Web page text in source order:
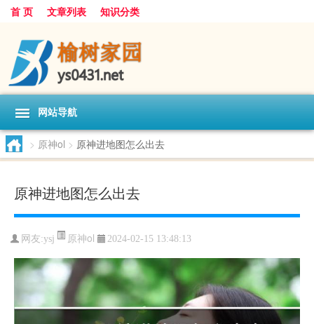
首 页 文章列表 知识分类
网站导航
> 原神ol > 原神进地图怎么出去
原神进地图怎么出去
网友:ysj 原神ol 2024-02-15 13:48:13